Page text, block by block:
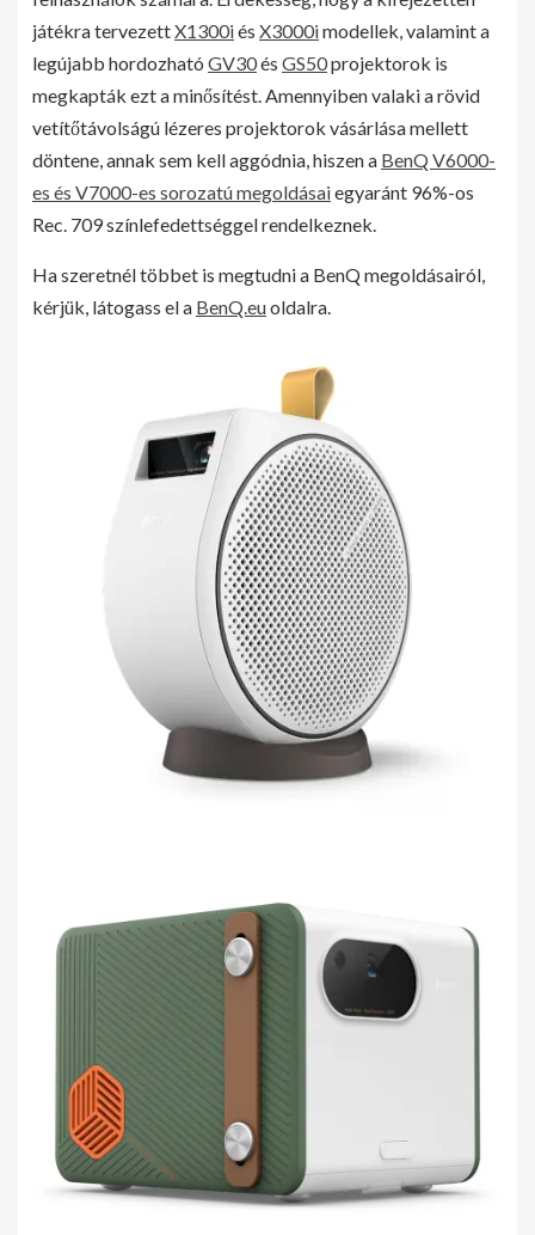
játékra tervezettX1300iés X3000imodellek, valamint a
legújabb hordozható GV30és GS50projektorok is
megkapták ezt a minősítést. Amennyiben valaki a rövid
vetítőtávolságú lézeres projektorok vásárlása mellett
döntene, annak sem kell aggódnia, hiszen a BenQ V6000-
es és V7000-es sorozatú megoldásaiegyaránt 96%-os
Rec. 709 színlefedettséggel rendelkeznek.
Ha szeretnél többet is megtudni a BenQ megoldásairól,
kérjük, látogass el a BenQ.euoldalra.